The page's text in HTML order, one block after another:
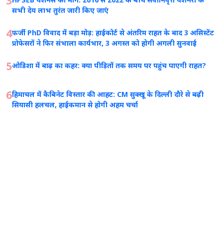
सभी देय लाभ तुरंत जारी किए जाएं
4फर्जी PhD विवाद में बड़ा मोड़: हाईकोर्ट से अंतरिम राहत के बाद 3 असिस्टेंट
प्रोफेसरों ने फिर संभाला कार्यभार, 3 अगस्त को होगी अगली सुनवाई
5ओडिशा में बाढ़ का कहर: क्या पीड़ितों तक समय पर पहुंच पाएगी राहत?
6हिमाचल में कैबिनेट विस्तार की आहट: CM सुक्खू के दिल्ली दौरे से बढ़ी
सियासी हलचल, हाईकमान से होगी अहम चर्चा